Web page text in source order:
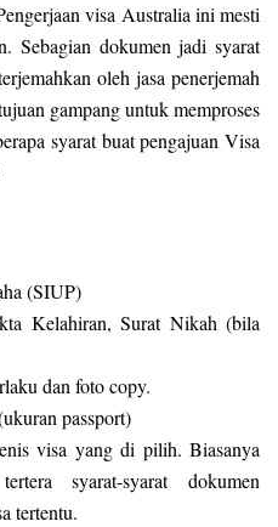
visa Australia ini mesti
Sebagian dokumen jadi syarat
oleh jasa penerjemah
gampang untuk memproses
syarat buat pengajuan Visa
(SIUP)
Kelahiran, Surat Nikah (bila
dan foto copy.
passport)
visa yang di pilih. Biasanya
syarat-syarat dokumen
tertentu.